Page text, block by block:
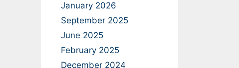
January 2026
September 2025
June 2025
February 2025
December 2024